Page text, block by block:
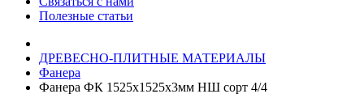
Полезные статьи
ДРЕВЕСНО-ПЛИТНЫЕ МАТЕРИАЛЫ
Фанера
Фанера ФК 1525х1525х3мм НШ сорт 4/4